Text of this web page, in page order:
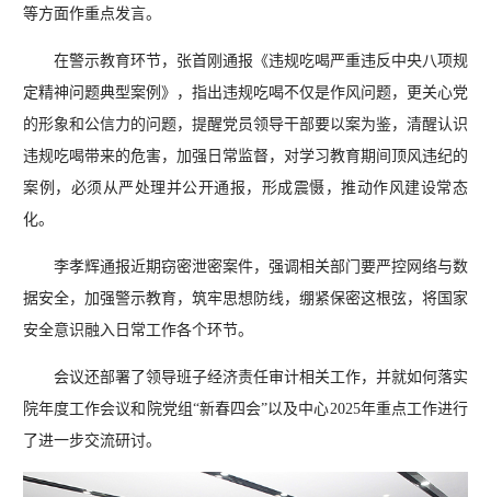
等方面作重点发言。
在警示教育环节，张首刚通报《违规吃喝严重违反中央八项规
定精神问题典型案例》，指出违规吃喝不仅是作风问题，更关心党
的形象和公信力的问题，提醒党员领导干部要以案为鉴，清醒认识
违规吃喝带来的危害，加强日常监督，对学习教育期间顶风违纪的
案例，必须从严处理并公开通报，形成震慑，推动作风建设常态
化。
李孝辉通报近期窃密泄密案件，强调相关部门要严控网络与数
据安全，加强警示教育，筑牢思想防线，绷紧保密这根弦，将国家
安全意识融入日常工作各个环节。
会议还部署了领导班子经济责任审计相关工作，并就如何落实
院年度工作会议和院党组“新春四会”以及中心2025年重点工作进行
了进一步交流研讨。